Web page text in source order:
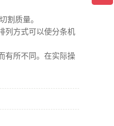
割质量。
列方式可以使分条机
有所不同。在实际操